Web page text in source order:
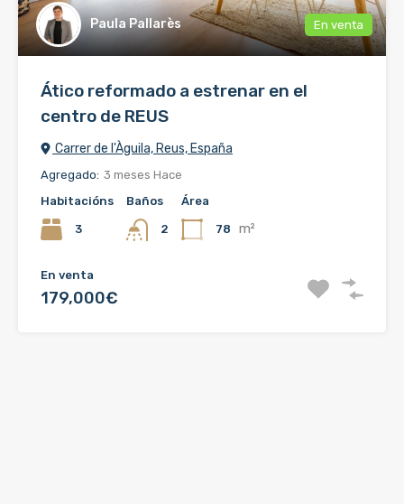
Paula Pallarès En venta
Ático reformado a estrenar en el
centro de REUS
Carrer de l'Àguila, Reus, España
Agregado: 3 meses Hace
Habitacións
3
Baños
2
Área
78 m²
En venta
179,000€